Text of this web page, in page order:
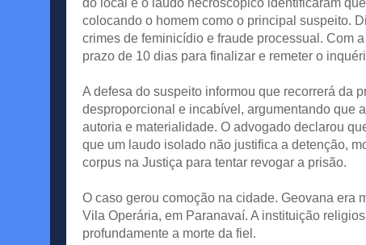
do local e o laudo necroscópico identificaram
colocando o homem como o principal suspeito.
crimes de feminicídio e fraude processual. Com
prazo de 10 dias para finalizar e remeter o
A defesa do suspeito informou que recorrerá da
desproporcional e incabível, argumentando que
autoria e materialidade. O advogado declarou
que um laudo isolado não justifica a detenção,
corpus na Justiça para tentar revogar a prisão.
O caso gerou comoção na cidade. Geovana era
Vila Operária, em Paranavaí. A instituição
profundamente a morte da fiel.